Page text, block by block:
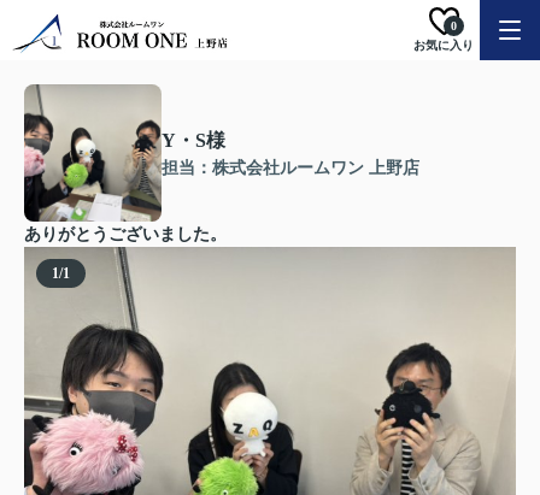
お気に入り
0
Y・S様
担当：株式会社ルームワン 上野店
ありがとうございました。
1/1